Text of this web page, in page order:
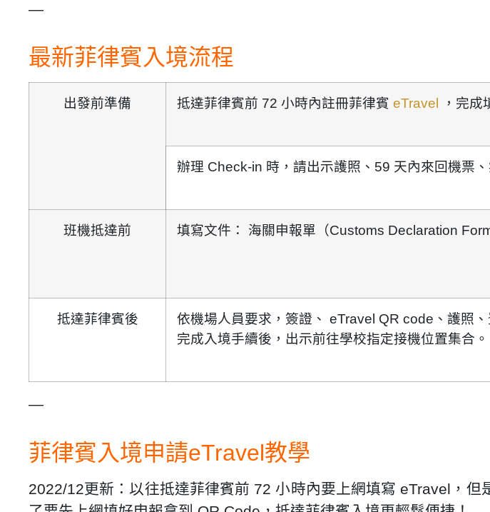
—
最新菲律賓入境流程
出發前準備 抵達菲律賓前 72 小時內註冊菲律賓 eTravel ，完成
辦理 Check-in 時，請出示護照、59 天內來回機票
班機抵達前 填寫文件： 海關申報單（Customs Declaration
抵達菲律賓後 依機場人員要求， 簽證、 eTravel QR code、護照
完成入境手續後， 出示前往學校指定接機位置集合。
—
菲律賓入境申請eTravel教學
2022/12更新：以往抵達菲律賓前 72 小時內要上網填寫 eTravel，